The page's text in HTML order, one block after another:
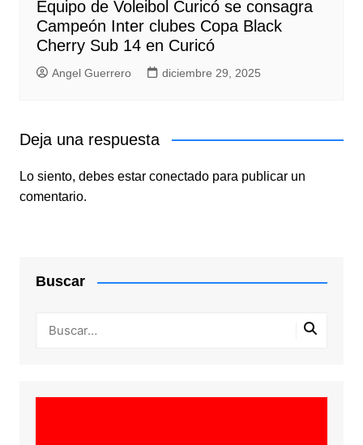
Equipo de Voleibol Curicó se consagra
Campeón Inter clubes Copa Black
Cherry Sub 14 en Curicó
Angel Guerrero diciembre 29, 2025
Deja una respuesta
Lo siento, debes estar conectadopara publicar un
comentario.
Buscar